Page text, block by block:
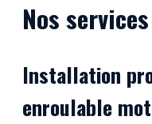
Nos
Installation
enroulable